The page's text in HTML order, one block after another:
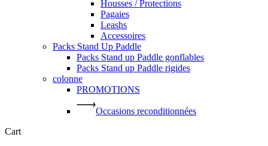
Housses / Protections
Pagaies
Leashs
Accessoires
Packs Stand Up Paddle
Packs Stand up Paddle gonflables
Packs Stand up Paddle rigides
colonne
PROMOTIONS
Occasions reconditionnées
CartClose